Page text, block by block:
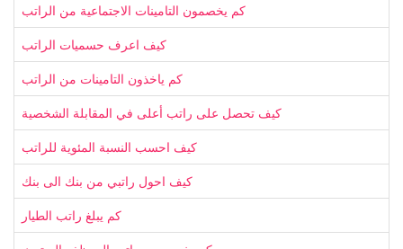
كم يخصمون التامينات الاجتماعية من الراتب
كيف اعرف حسميات الراتب
كم ياخذون التامينات من الراتب
كيف تحصل على راتب أعلى في المقابلة الشخصية
كيف احسب النسبة المئوية للراتب
كيف احول راتبي من بنك الى بنك
كم يبلغ راتب الطيار